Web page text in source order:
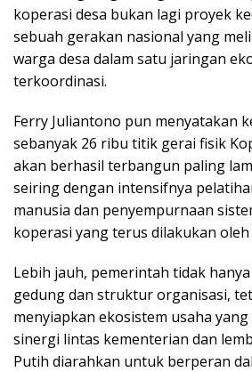
koperasi desa bukan lagi proyek
sebuah gerakan nasional yang
warga desa dalam satu jaringan
terkoordinasi.
Ferry Juliantono pun menyatakan
sebanyak 26 ribu titik gerai fisik
akan berhasil terbangun paling
seiring dengan intensifnya
manusia dan penyempurnaan
koperasi yang terus dilakukan oleh
Lebih jauh, pemerintah tidak
gedung dan struktur organisasi,
menyiapkan ekosistem usaha
sinergi lintas kementerian dan
Putih diarahkan untuk berperan